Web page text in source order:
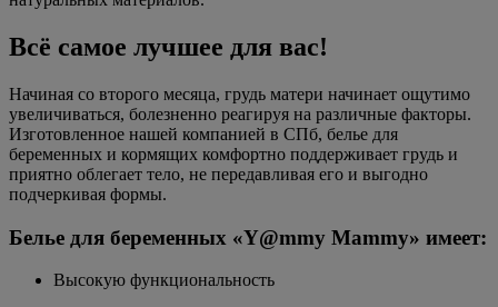
Всё самое лучшее для вас!
Начиная со второго месяца, грудь матери начинает ощутимо
увеличиваться, болезненно реагируя на различные факторы.
Изготовленное нашей компанией в СПб, белье для
беременных и кормящих комфортно поддерживает грудь и
приятно облегает тело, не передавливая его и выгодно
подчеркивая формы.
Белье для беременных «Y@mmy Mammy» имеет:
Высокую функциональность